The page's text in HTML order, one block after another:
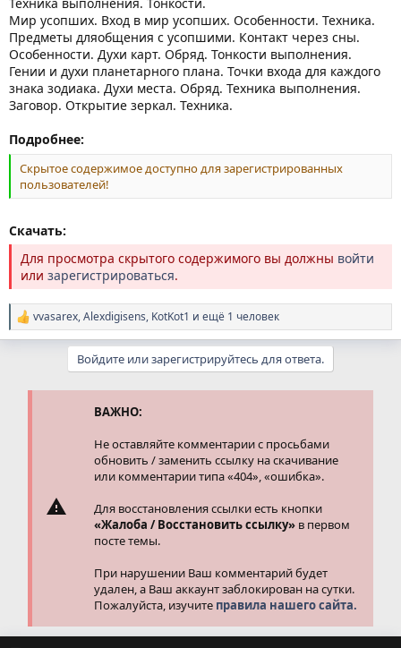
Мир усопших. Вход в мир усопших. Особенности. Техника.
Предметы дляобщения с усопшими. Контакт через сны.
Особенности. Духи карт. Обряд. Тонкости выполнения.
Гении и духи планетарного плана. Точки входа для каждого
знака зодиака. Духи места. Обряд. Техника выполнения.
Заговор. Открытие зеркал. Техника.
Подробнее:
Скрытое содержимое доступно для зарегистрированных
пользователей!
Скачать:
Для просмотра скрытого содержимого вы должны войти
или зарегистрироваться.
Р
е
vvasarex,Alexdigisens, KotKot1 и ещё 1 человек
Войдите или зарегистрируйтесь для ответа.
ВАЖНО:
Не оставляйте комментарии с просьбами
обновить / заменить ссылку на скачивание
или комментарии типа «404», «ошибка».
Для восстановления ссылки есть кнопки
«Жалоба / Восстановить ссылку» в первом
посте темы.
При нарушении Ваш комментарий будет
удален, а Ваш аккаунт заблокирован на сутки.
Пожалуйста, изучите правила нашего сайта.